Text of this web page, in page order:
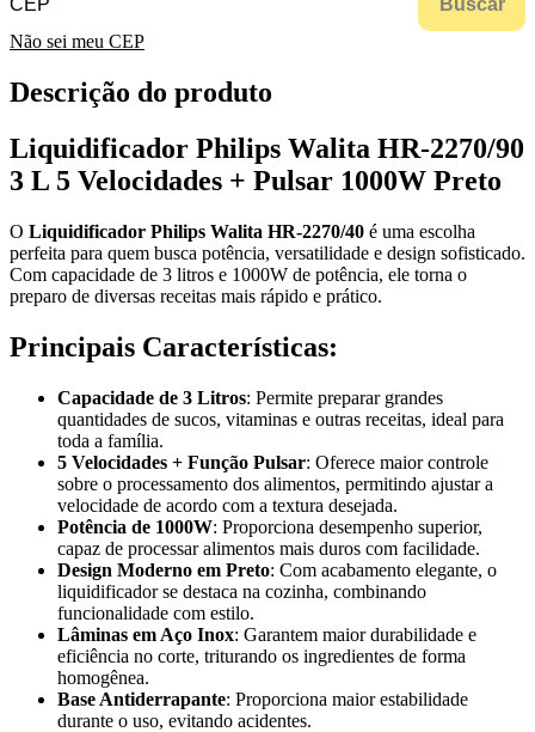
Buscar
Não sei meu CEP
Descrição do produto
Liquidificador Philips Walita HR-2270/90
3 L 5 Velocidades + Pulsar 1000W Preto
O Liquidificador Philips Walita HR-2270/40 é uma escolha
perfeita para quem busca potência, versatilidade e design sofisticado.
Com capacidade de 3 litros e 1000W de potência, ele torna o
preparo de diversas receitas mais rápido e prático.
Principais Características:
Capacidade de 3 Litros: Permite preparar grandes
quantidades de sucos, vitaminas e outras receitas, ideal para
toda a família.
5 Velocidades + Função Pulsar: Oferece maior controle
sobre o processamento dos alimentos, permitindo ajustar a
velocidade de acordo com a textura desejada.
Potência de 1000W: Proporciona desempenho superior,
capaz de processar alimentos mais duros com facilidade.
Design Moderno em Preto: Com acabamento elegante, o
liquidificador se destaca na cozinha, combinando
funcionalidade com estilo.
Lâminas em Aço Inox: Garantem maior durabilidade e
eficiência no corte, triturando os ingredientes de forma
homogênea.
Base Antiderrapante: Proporciona maior estabilidade
durante o uso, evitando acidentes.